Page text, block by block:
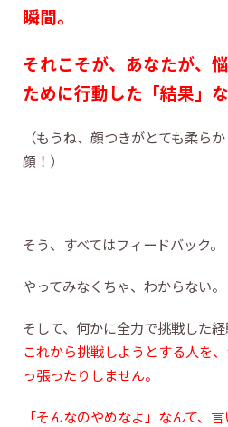
瞬間。
それこそが、あなたが、
ために行動した「結果」な
（もうね、顔つきがとても柔ら
顔！）
そう、すべてはフィードバック。
やってみなくちゃ、わからない。
そして、何かに全力で挑戦した
これから挑戦しようとする人を
っ張ったりしません。
「そんなのやめなよ」なんて、言